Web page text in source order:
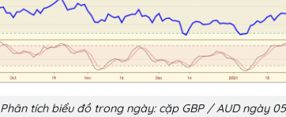
Phân tích biểu đồ trong ngày: cặp GBP / AUD ngày